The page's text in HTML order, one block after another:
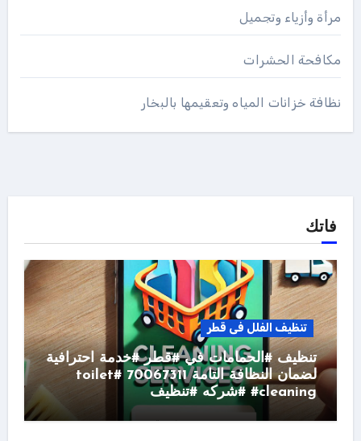
مرأة وأزياء وتجميل
مكافحة الحشرات
نظافة خزانات المياه وتعقيمها بالبخار
فاتك
تنظيف الفلل فى قطر
تنظيف #الحمامات في #قطر #خدمة احترافية
لضمان النظافة التامة 70067311 #toilet
#cleaning #شركه #تنظيف